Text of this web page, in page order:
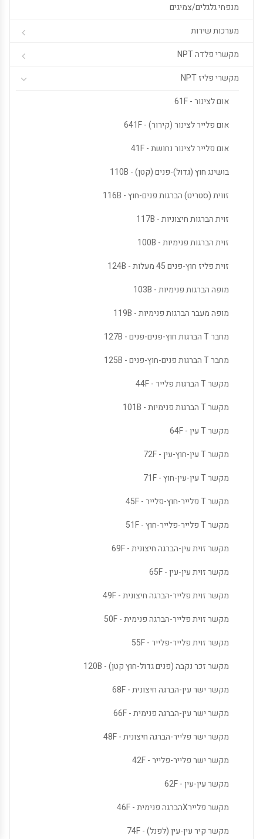
מנפחי גלגלים/צמיגים
מערכות שירות
מקשרי פלדה NPT
מקשרי פליז NPT
אום לצינור - 61F
אום פלייר לצינור (קירור) - 641F
אום פלייר לצינור נחושת - 41F
בושינג חוץ (גדול)-פנים (קטן) - 110B
זווית (סטריט) הברגות פנים-חוץ - 116B
זוית הברגות חיצוניות - 117B
זוית הברגות פנימיות - 100B
זוית פליז חוץ-פנים 45 מעלות - 124B
מופה הברגות פנימיות - 103B
מופה מעבר הברגות פנימיות - 119B
מחבר T הברגות חוץ-פנים-פנים - 127B
מחבר T הברגות פנים-חוץ-פנים - 125B
מקשר T הברגות פלייר - 44F
מקשר T הברגות פנימיות - 101B
מקשר T עין - 64F
מקשר T עין-חוץ-עין - 72F
מקשר T עין-עין-חוץ - 71F
מקשר T פלייר-חוץ-פלייר - 45F
מקשר T פלייר-פלייר-חוץ - 51F
מקשר זוית עין-הברגה חיצונית - 69F
מקשר זוית עין-עין - 65F
מקשר זוית פלייר-הברגה חיצונית - 49F
מקשר זוית פלייר-הברגה פנימית - 50F
מקשר זוית פלייר-פלייר - 55F
מקשר זכר נקבה (פנים גדול-חוץ קטן) - 120B
מקשר ישר עין-הברגה חיצונית - 68F
מקשר ישר עין-הברגה פנימית - 66F
מקשר ישר פלייר-הברגה חיצונית - 48F
מקשר ישר פלייר-פלייר - 42F
מקשר עין-עין - 62F
מקשר פליירXהברגה פנימית - 46F
מקשר קיר עין-עין (לפנל) - 74F